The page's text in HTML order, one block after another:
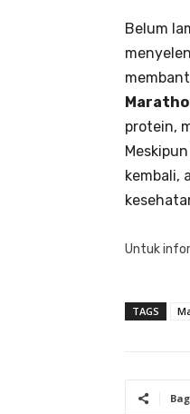
Belum
protein,
Meskipun
kembali,
Untuk
TAGS